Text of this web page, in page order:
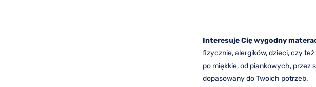
Interesuje Cię wygodny
fizycznie, alergików, dzieci, czy
po miękkie, od piankowych,
dopasowany do Twoich potrzeb.